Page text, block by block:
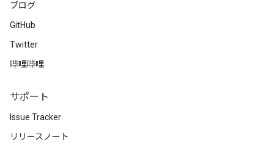
ブログ
GitHub
Twitter
哔哩哔哩
サポート
Issue Tracker
リリースノート